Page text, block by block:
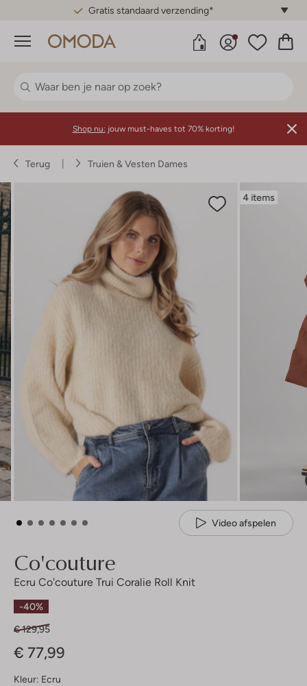
Gratis standaard verzending*
Menu
Shop nu: jouw must-haves tot 70% korting!
Terug Truien & Vesten Dames
4 items
Video afspelen
Co'couture
Ecru Co'couture Trui Coralie Roll Knit
-40%
€ 129,95
€ 77,99
Kleur: Ecru